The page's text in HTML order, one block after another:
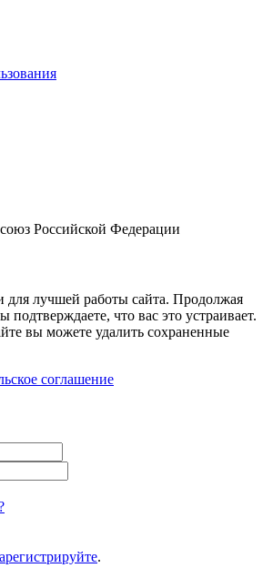
Российской Федерации
лучшей работы сайта. Продолжая
подтверждаете, что вас это устраивает.
вы можете удалить сохраненные
соглашение
.